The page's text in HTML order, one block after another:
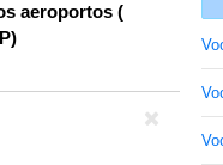
aeroportos (